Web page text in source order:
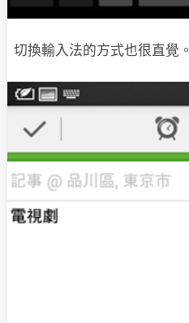
切換輸入法的方式也很直覺。